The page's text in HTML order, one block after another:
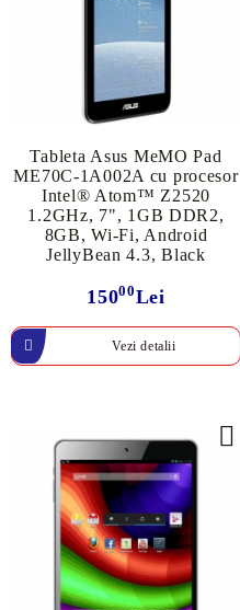
Tableta Asus MeMO Pad
ME70C-1A002A cu procesor
Intel® Atom™ Z2520
1.2GHz, 7", 1GB DDR2,
8GB, Wi-Fi, Android
JellyBean 4.3, Black
15000Lei
Vezi detalii